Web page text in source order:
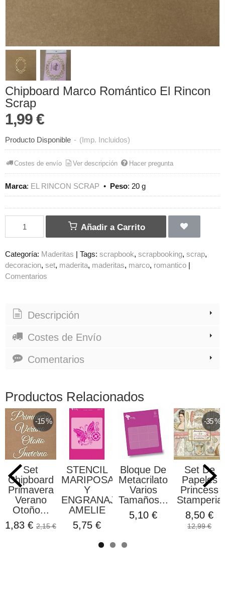
Chipboard Marco Romántico El Rincon
Scrap
1,99 €
Producto Disponible - (Imp. Incluidos)
Costes de envío Ver descripción Hacer pregunta
Marca: EL RINCON SCRAP • Peso: 20 g
Añadir a Carrito
Categoría: Maderitas | Tags: scrapbook scrapbooking scrap
decoracion set maderita maderitas marco romantico |
Comentarios
Descripción
Costes de Envío
Comentarios
Productos Relacionados
-15 %
Set
Chipboard
Primavera
Verano
Otoño...
1,83 € 2,15 €
STENCIL
MARIPOSA
Y
ENGRANAJES
AMELIE
5,75 €
Bloque De
Metacrilato
Varios
Tamaños...
5,10 €
-35 %
Set De
Papeles
Princess
Stamperia
8,50 €
12,99 €